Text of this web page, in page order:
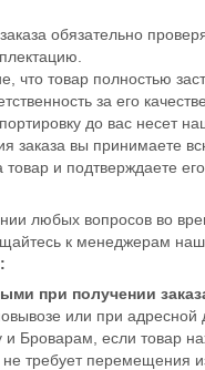
обязательно
что товар полностью
за его
до вас несет
заказа вы принимаете
товар и подтверждаете
любых вопросов во
к менеджерам
при получении
или при адресной
и Броварам, если товар
требует перемещения